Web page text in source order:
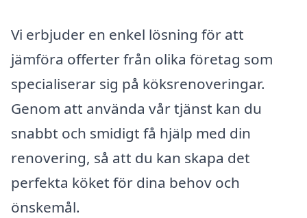
Vi erbjuder en enkel lösning för att
jämföra offerter från olika företag som
specialiserar sig på köksrenoveringar.
Genom att använda vår tjänst kan du
snabbt och smidigt få hjälp med din
renovering, så att du kan skapa det
perfekta köket för dina behov och
önskemål.